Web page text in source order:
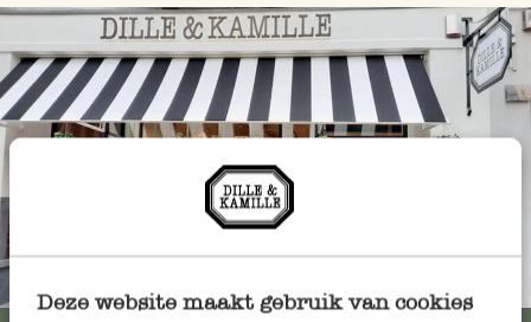
Deze website maakt gebruik van cookies
Altijd in de buurt